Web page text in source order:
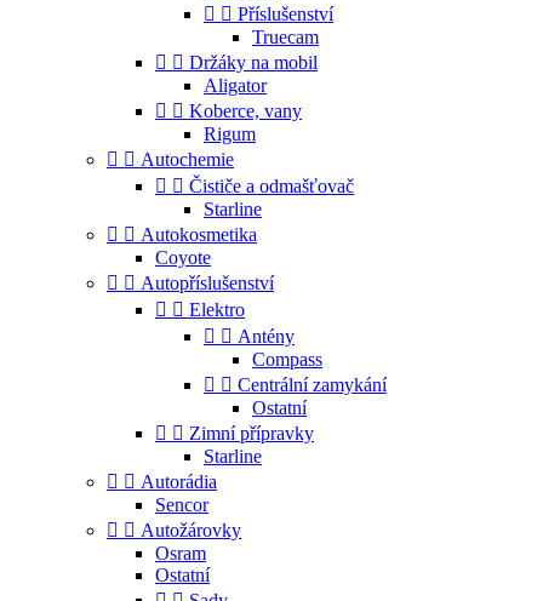
  Příslušenství
Truecam
  Držáky na mobil
Aligator
  Koberce, vany
Rigum
  Autochemie
  Čističe a odmašťovač
Starline
  Autokosmetika
Coyote
  Autopříslušenství
  Elektro
  Antény
Compass
  Centrální zamykání
Ostatní
  Zimní přípravky
Starline
  Autorádia
Sencor
  Autožárovky
Osram
Ostatní